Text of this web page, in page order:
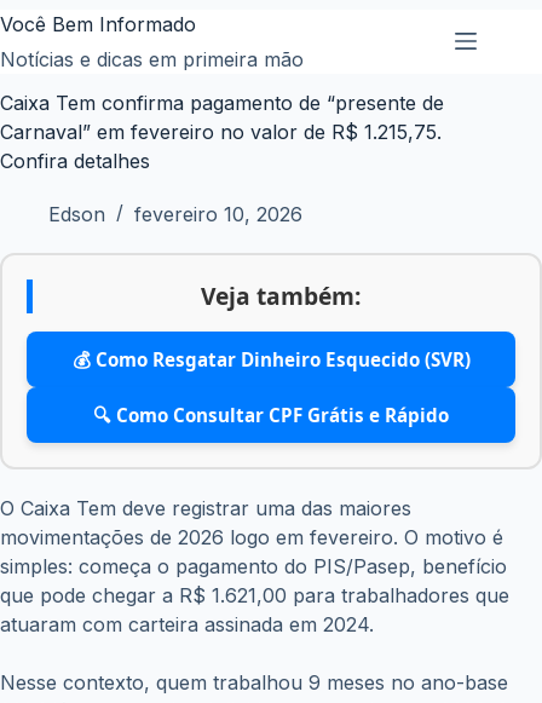
Pular
para
conteúdo
Você Bem Informado
Notícias e dicas em primeira mão
Caixa Tem confirma pagamento de “presente de
Carnaval” em fevereiro no valor de R$ 1.215,75.
Confira detalhes
Edson fevereiro 10, 2026
Veja também:
💰 Como Resgatar Dinheiro Esquecido (SVR)
🔍 Como Consultar CPF Grátis e Rápido
O Caixa Tem deve registrar uma das maiores
movimentações de 2026 logo em fevereiro. O motivo é
simples: começa o pagamento do PIS/Pasep, benefício
que pode chegar a R$ 1.621,00 para trabalhadores que
atuaram com carteira assinada em 2024.
Nesse contexto, quem trabalhou 9 meses no ano-base